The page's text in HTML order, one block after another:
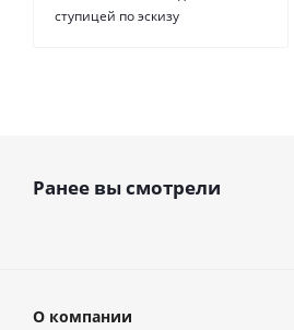
ступицей по эскизу
Ранее вы смотрели
О компании